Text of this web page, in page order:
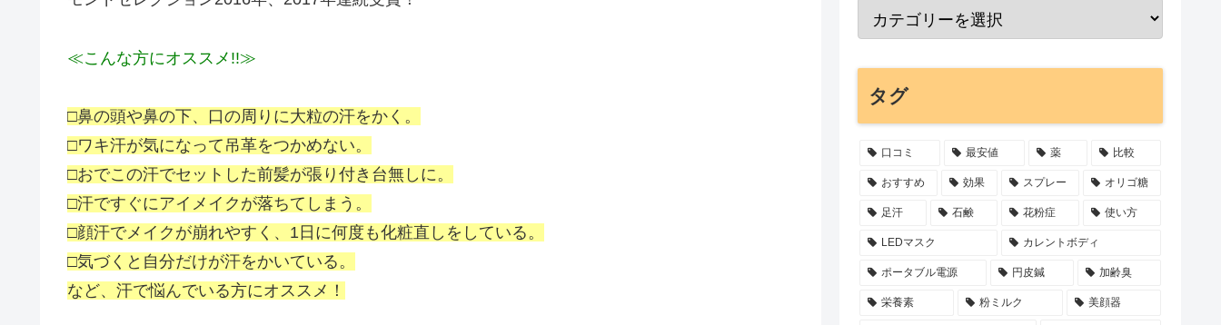
≪こんな方にオススメ!!≫
□鼻の頭や鼻の下、口の周りに大粒の汗をかく。
□ワキ汗が気になって吊革をつかめない。
□おでこの汗でセットした前髪が張り付き台無しに。
□汗ですぐにアイメイクが落ちてしまう。
□顔汗でメイクが崩れやすく、1日に何度も化粧直しをしている。
□気づくと自分だけが汗をかいている。
など、汗で悩んでいる方にオススメ！
タグ
口コミ 最安値 薬 比較
おすすめ 効果 スプレー オリゴ糖
足汗 石鹸 花粉症 使い方
LEDマスク カレントボディ
ポータブル電源 円皮鍼 加齢臭
栄養素 粉ミルク 美顔器